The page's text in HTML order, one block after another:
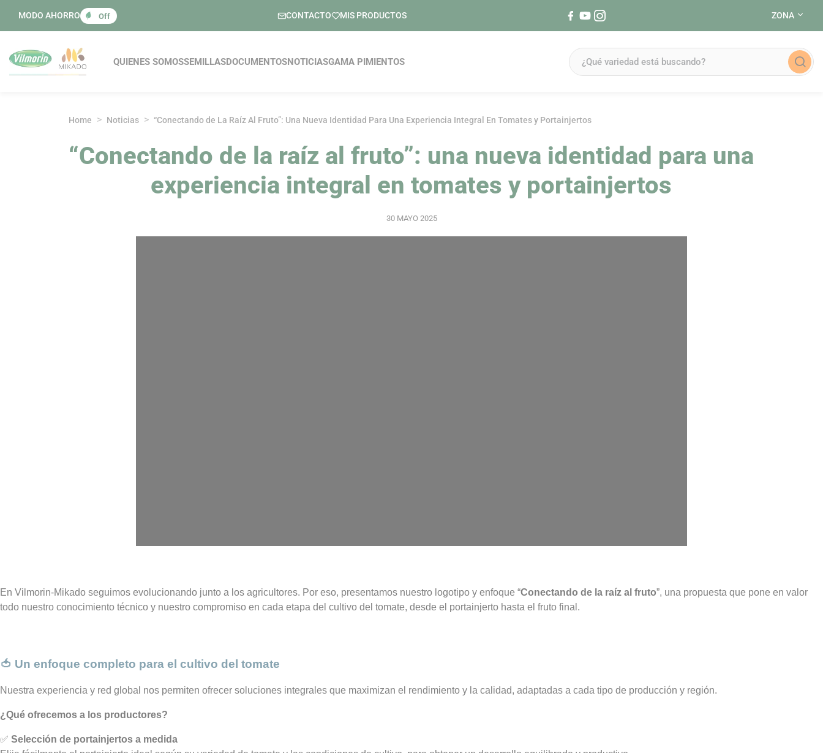
MODO AHORRO Off CONTACTO MIS PRODUCTOS
Síguenos en Facebook (se abre en una nueva ventana)
Síguenos en YouTube (se abre en una nueva ventana)
Síguenos en Instagram (se abre en una nueva ventana)
ZONA
Navegación principal
QUIENES SOMOSSEMILLASDOCUMENTOSNOTICIASGAMA PIMIENTOS
Home Noticias “Conectando de La Raíz Al Fruto”: Una Nueva Identidad Para Una Experiencia Integral En Tomates y Portainjertos
“Conectando de la raíz al fruto”: una nueva identidad para una
experiencia integral en tomates y portainjertos
30 MAYO 2025
En Vilmorin-Mikado seguimos evolucionando junto a los agricultores. Por eso, presentamos nuestro logotipo y enfoque “Conectando de la raíz al fruto”, una propuesta que pone en valor
todo nuestro conocimiento técnico y nuestro compromiso en cada etapa del cultivo del tomate, desde el portainjerto hasta el fruto final.
🍅 Un enfoque completo para el cultivo del tomate
Nuestra experiencia y red global nos permiten ofrecer soluciones integrales que maximizan el rendimiento y la calidad, adaptadas a cada tipo de producción y región.
¿Qué ofrecemos a los productores?
✅ Selección de portainjertos a medida
Panel de gestión de cookies